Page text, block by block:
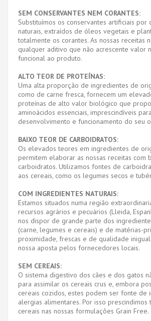
SEM CONSERVANTES NEM CORANTES:
Substituímos os conservantes artificiais por
naturais, extraídos de óleos vegetais e
totalmente os corantes. As nossas receitas
qualquer aditivo que não acrescente valor
funcional ao produto.
ALTO TEOR DE PROTEÍNAS:
Uma alta proporção de ingredientes de
como de carne fresca, fornecem um
proteínas de alto valor biológico que
aminoácidos essenciais, imprescindíveis
desenvolvimento e funcionamento do seu
BAIXO TEOR DE CARBOIDRATOS:
Os elevados teores em ingredientes de
permitem elaborar as nossas receitas com
carboidratos. Utilizamos fontes de
aos cereais, como os legumes secos e
COM INGREDIENTES NATURAIS:
Estamos situados numa região
recursos agrários e pecuários (Lleida,
nos dispor de grande parte dos
(carne, legumes e cereais) e de matérias-
proximidade, frescas e de qualidade
nossa aposta pelos fornecedores locais.
SEM CEREAIS:
O sistema digestivo dos cães e dos gatos
para assimilar os cereais crus e, embora
cereais cozidos, estes podem ser fonte de
alergias alimentares. Por isso
cereais nas nossas formulações Grain Free.